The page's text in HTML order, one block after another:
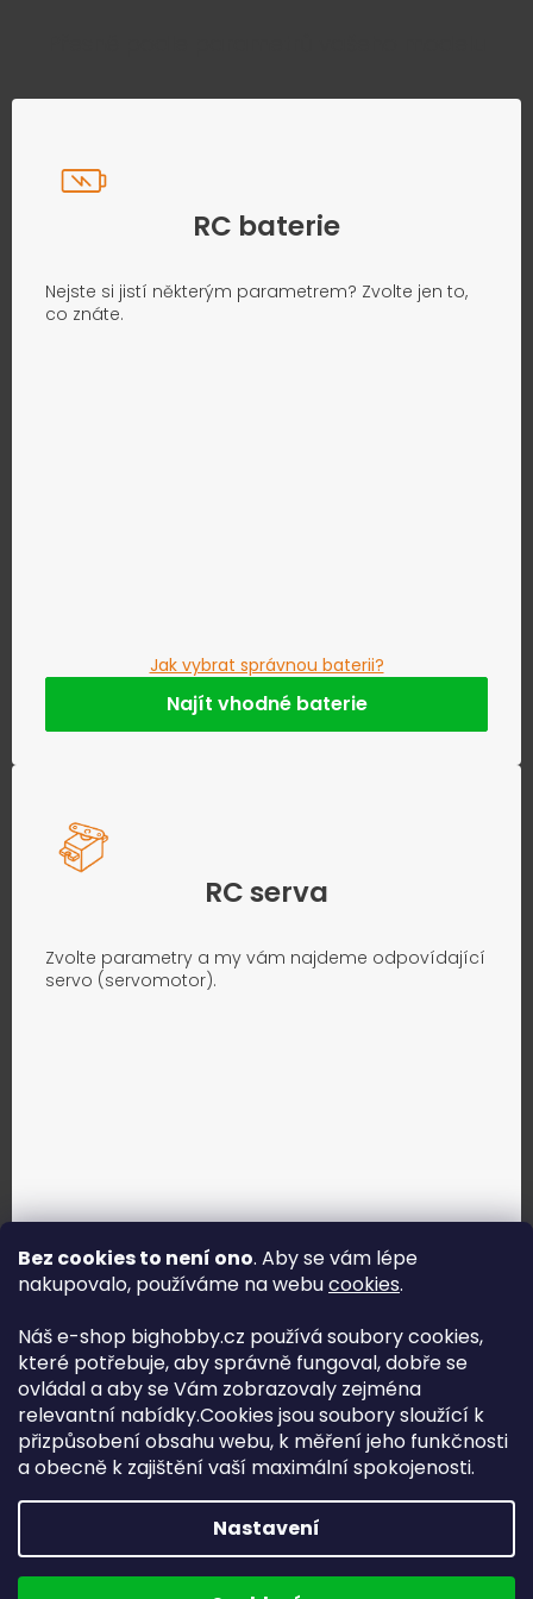
Bez cookies to není ono. Aby se vám lépe
nakupovalo, používáme na webucookies.
Náš e-shop bighobby.cz používá soubory cookies,
které potřebuje, aby správně fungoval, dobře se
ovládal a aby se Vám zobrazovaly zejména
relevantní nabídky.Cookies jsou soubory sloužící k
přizpůsobení obsahu webu, k měření jeho funkčnosti
a obecně k zajištění vaší maximální spokojenosti.
Nastavení
RC baterie
Nejste si jistí některým parametrem? Zvolte jen to,
co znáte.
Jak vybrat správnou baterii?
Najít vhodné baterie
RC serva
Zvolte parametry a my vám najdeme odpovídající
servo (servomotor).
Jak vybrat správné servo?
Najít správné servo
Na UX & Web Design je tu Lukáš Dubina
Copyright (c) 2016 -2026 Big hobby.cz - všechna práva